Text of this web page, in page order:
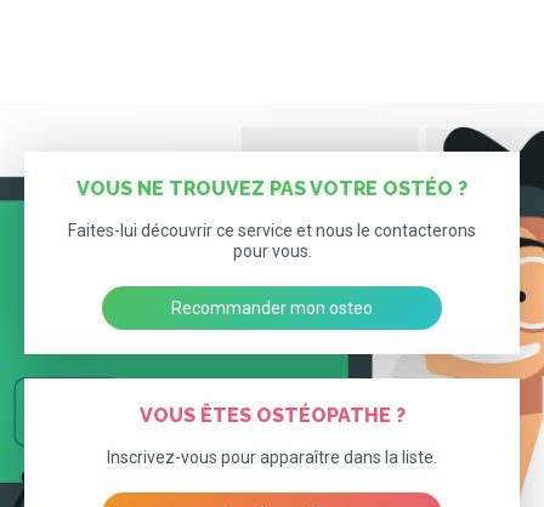
VOUS NE TROUVEZ PAS VOTRE OSTÉO ?
Faites-lui découvrir ce service et nous le contacterons
pour vous.
Recommander mon osteo
VOUS ÊTES OSTÉOPATHE ?
Inscrivez-vous pour apparaître dans la liste.